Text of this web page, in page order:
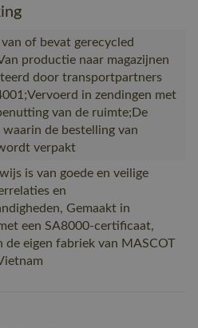
of bevat gerecycled
productie naar magazijnen
door transportpartners
in zendingen met
van de ruimte;De
de bestelling van
verpakt
is van goede en veilige
en
Gemaakt in
een SA8000-certificaat,
de eigen fabriek van MASCOT